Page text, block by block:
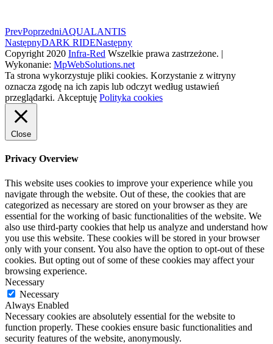
PrevPoprzedniAQUALANTIS
NastępnyDARK RIDENastępny
Copyright 2020 Infra-Red Wszelkie prawa zastrzeżone. |
Wykonanie: MpWebSolutions.net
Ta strona wykorzystuje pliki cookies. Korzystanie z witryny
oznacza zgodę na ich zapis lub odczyt według ustawień
przeglądarki. Akceptuję Polityka cookies
Close
Privacy Overview
This website uses cookies to improve your experience while you
navigate through the website. Out of these, the cookies that are
categorized as necessary are stored on your browser as they are
essential for the working of basic functionalities of the website. We
also use third-party cookies that help us analyze and understand how
you use this website. These cookies will be stored in your browser
only with your consent. You also have the option to opt-out of these
cookies. But opting out of some of these cookies may affect your
browsing experience.
Necessary
Necessary
Always Enabled
Necessary cookies are absolutely essential for the website to
function properly. These cookies ensure basic functionalities and
security features of the website, anonymously.